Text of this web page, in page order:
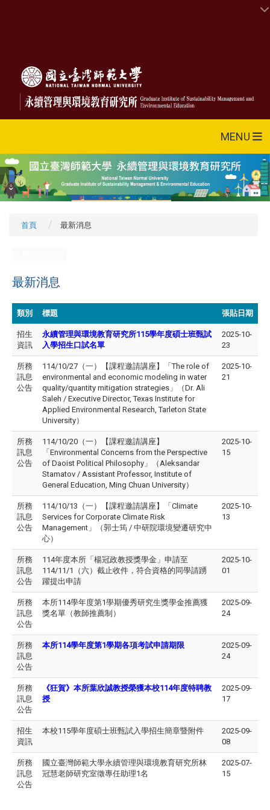
MENU
首頁 最新消息
最新消息
類別 標題 張貼日期
招生
資訊
永續管理與環境教育研究所115學年度碩士班甄試
入學招生口試名單
2025-10-
23
所務
訊息
公告
114/10/27（一）【課程邀請講座】「The role of
environmental and economic modeling in water
quality/quantity mitigation strategies」（Dr. Ali
Saleh / Executive Director, Texas Institute for
Applied Environmental Research, Tarleton State
University）
2025-10-
21
所務
訊息
公告
114/10/20（一）【課程邀請講座】
「Environmental Concerns from the Perspective
of Daoist Political Philosophy」（Aleksandar
Stamatov / Assistant Professor, Institute of
General Education, Ming Chuan University）
2025-10-
15
所務
訊息
公告
114/10/13（一）【課程邀請講座】「Climate
Services for Corporate Climate Risk
Management」（郭士筠 / 中研院環境變遷研究中
心）
2025-10-
13
所務
訊息
公告
114年度本所「楊冠政教授獎學金」申請至
114/11/1（六）截止收件，符合資格的同學請踴
躍提出申請
2025-10-
01
所務
訊息
公告
本所114學年度第1學期優秀研究生獎學金推薦獲
獎名單（教師推薦制）
2025-09-
24
所務
訊息
公告
本所114學年度第1學期各項考試申請期限
2025-09-
24
所務
訊息
公告
《狂賀》本所葉欣誠教授榮獲本校114年度特聘教
授
2025-09-
17
招生
資訊
本校115學年度碩士班甄試入學招生簡章暨附件
2025-09-
08
所務
訊息
公告
國立臺灣師範大學永續管理與環境教育研究所林
冠慧老師研究室徵專任助理1名
2025-07-
15